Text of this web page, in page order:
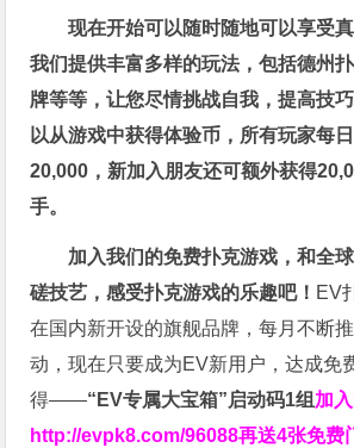
现在开始可以随时随地可以享受
我们提供丰富多样的玩法，包括德州
牌等等，让您尽情挑战自我，提高技
以从游戏中获得体验币，所有玩家每
20,000，新加入朋友还可额外获得
手。
加入我们的免费扑克游戏，和全
磋技艺，感受扑克游戏的乐趣吧！ EV
在国内新开设的旗舰品牌，每月不断
动，现在只要成为EV新用户，达成免
得——“EV专属大宝箱”启动码1组加
http://evpk8.com/96088再送4张免费